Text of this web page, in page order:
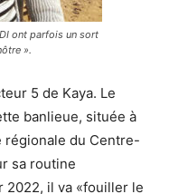
ont parfois un sort
».
5 de Kaya. Le
banlieue, située à
régionale du Centre-
sa routine
il va «fouiller le